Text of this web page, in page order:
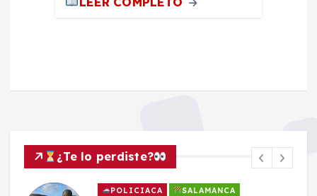
¿Te lo perdiste?
POLICIACA SALAMANCA